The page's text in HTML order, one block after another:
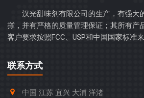
汉光甜味剂有限公司的生产，有强大
撑，并有严格的质量管理保证；其所有产
客户要求按照FCC、USP和中国国家标准来
联系方式
中国 江苏 宜兴 大浦 洋渚